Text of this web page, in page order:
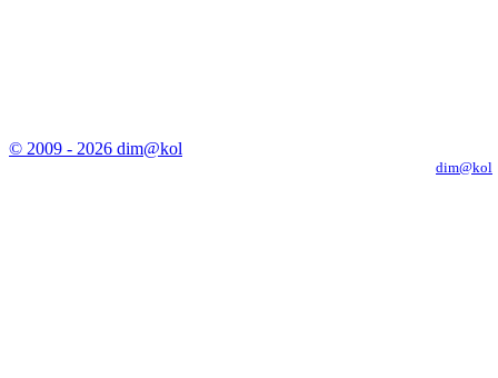
© 2009 - 2026 dim@kol
dim@kol